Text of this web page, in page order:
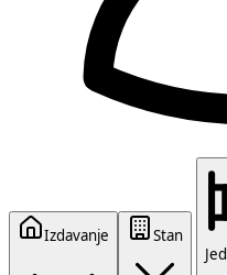
Izdavanje
Stan